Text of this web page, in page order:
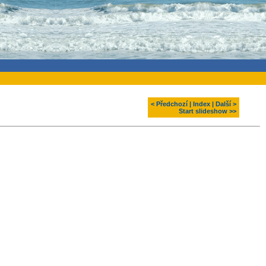
< Předchozí Index
Další >
Start slideshow >>